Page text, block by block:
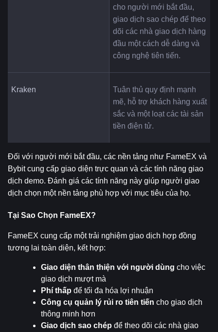
cho người mới bắt đầu,
giao dịch sao chép để theo
dõi các nhà giao dịch hàng
đầu một cách dễ dàng và
công nghệ tiên tiến.
Kraken
Tuân thủ quy định mạnh
mẽ, hỗ trợ khách hàng xuất
sắc và một loạt các tài sản
tiền điện tử.
Đối với người mới bắt đầu, các nền tảng như FameEX và
Bybit cung cấp giao diện trực quan và các tính năng giao
dịch demo. Đánh giá các tính năng này giúp người giao
dịch chọn một nền tảng phù hợp với mục tiêu của họ.
Tại Sao Chọn FameEX?
FameEX cung cấp một trải nghiệm giao dịch hợp đồng
tương lai toàn diện, kết hợp:
Giao diện thân thiện với người dùng cho việc
giao dịch mượt mà
Phí thấp để tối đa hóa lợi nhuận
Công cụ quản lý rủi ro tiên tiến cho giao dịch
thông minh hơn
Giao dịch sao chép để theo dõi các nhà giao